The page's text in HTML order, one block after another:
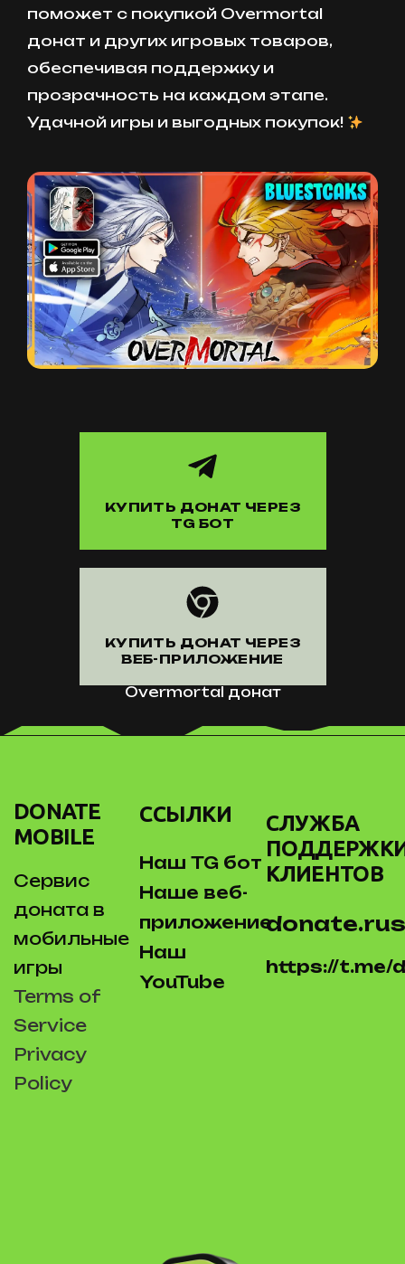
поможет с покупкой Overmortal
донат и других игровых товаров,
обеспечивая поддержку и
прозрачность на каждом этапе.
Удачной игры и выгодных покупок!
КУПИТЬ ДОНАТ ЧЕРЕЗ
TG БОТ
КУПИТЬ ДОНАТ ЧЕРЕЗ
ВЕБ-ПРИЛОЖЕНИЕ
Overmortal донат
DONATE
MOBILE
Сервис
доната в
мобильные
игры
Terms of
Service
Privacy
Policy
ССЫЛКИ
Наш TG бот
Наше веб-
приложение
Наш
YouTube
СЛУЖБА
КЛИЕНТОВ
https://t.me/